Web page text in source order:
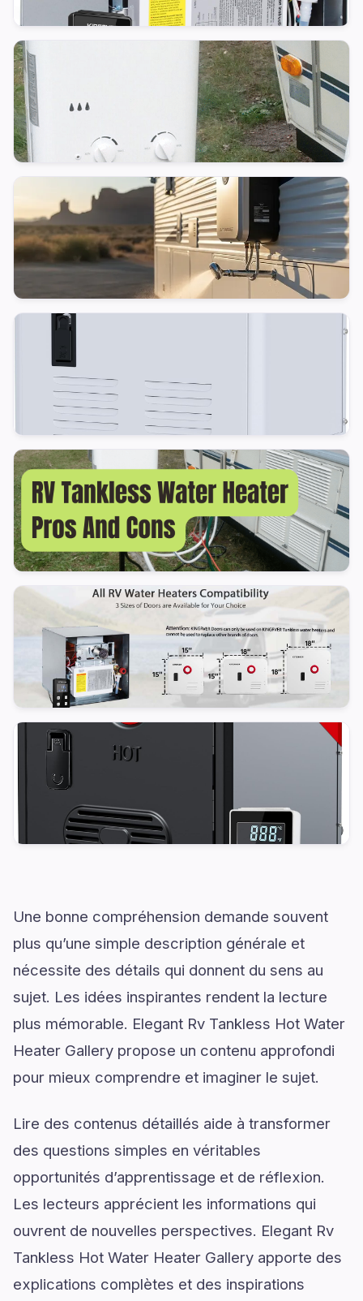
Une bonne compréhension demande souvent
plus qu’une simple description générale et
nécessite des détails qui donnent du sens au
sujet. Les idées inspirantes rendent la lecture
plus mémorable. Elegant Rv Tankless Hot Water
Heater Gallery propose un contenu approfondi
pour mieux comprendre et imaginer le sujet.
Lire des contenus détaillés aide à transformer
des questions simples en véritables
opportunités d’apprentissage et de réflexion.
Les lecteurs apprécient les informations qui
ouvrent de nouvelles perspectives. Elegant Rv
Tankless Hot Water Heater Gallery apporte des
explications complètes et des inspirations